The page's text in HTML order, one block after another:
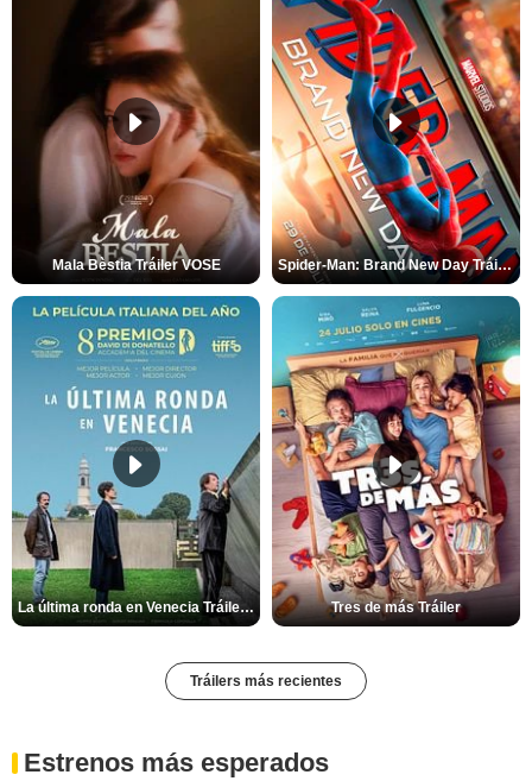
Mala Bèstia Tráiler VOSE Spider-Man: Brand New Day Tráiler (3)
La última ronda en Venecia Tráiler VOSE Tres de más Tráiler
Tráilers más recientes
Estrenos más esperados